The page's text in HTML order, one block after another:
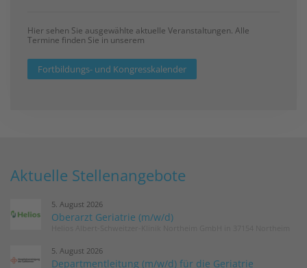
Hier sehen Sie ausgewählte aktuelle Veranstaltungen. Alle
Termine finden Sie in unserem
Fortbildungs- und Kongresskalender
Aktuelle Stellenangebote
5. August 2026
Oberarzt Geriatrie (m/w/d)
5. August 2026
Departmentleitung (m/w/d) für die Geriatrie